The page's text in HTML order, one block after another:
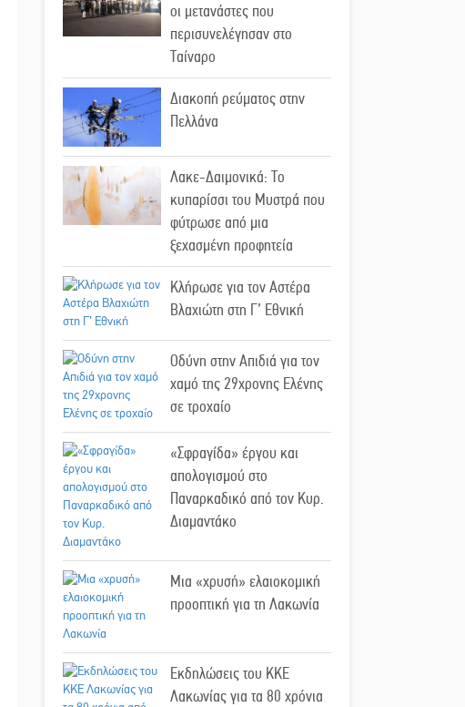
οι μετανάστες που
περισυνελέγησαν στο
Ταίναρο
Διακοπή ρεύματος στην
Πελλάνα
Λακε-Δαιμονικά: Το
κυπαρίσσι του Μυστρά που
φύτρωσε από μια
ξεχασμένη προφητεία
Κλήρωσε για τον Αστέρα
Βλαχιώτη στη Γ’ Εθνική
Οδύνη στην Απιδιά για τον
χαμό της 29χρονης Ελένης
σε τροχαίο
«Σφραγίδα» έργου και
απολογισμού στο
Παναρκαδικό από τον Κυρ.
Διαμαντάκο
Μια «χρυσή» ελαιοκομική
προοπτική για τη Λακωνία
Εκδηλώσεις του ΚΚΕ
Λακωνίας για τα 80 χρόνια